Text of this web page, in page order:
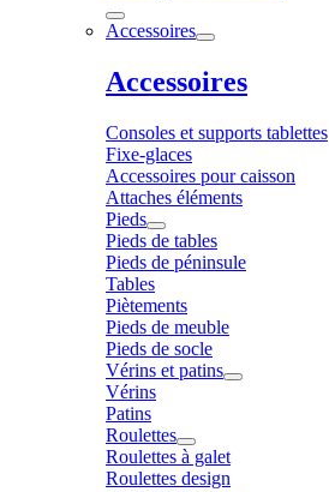
Accessoires
Accessoires
Consoles et supports tablettes
Fixe-glaces
Accessoires pour caisson
Attaches éléments
Pieds
Pieds de tables
Pieds de péninsule
Tables
Piètements
Pieds de meuble
Pieds de socle
Vérins et patins
Vérins
Patins
Roulettes
Roulettes à galet
Roulettes design